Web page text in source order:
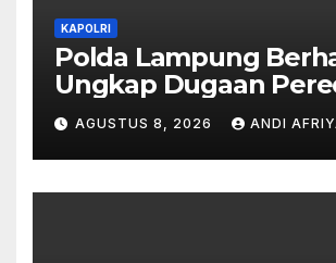
KAPOLRI
Polda Lampung
Ungkap Dugaan
Narkoba di Lampung
Tengah, Empat
Pelaku Diamankan
AGUSTUS 8, 2026 ANDI